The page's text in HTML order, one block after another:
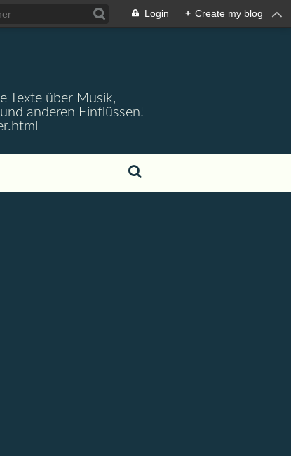
Login + Create my blog
Texte über Musik,
anderen Einflüssen!